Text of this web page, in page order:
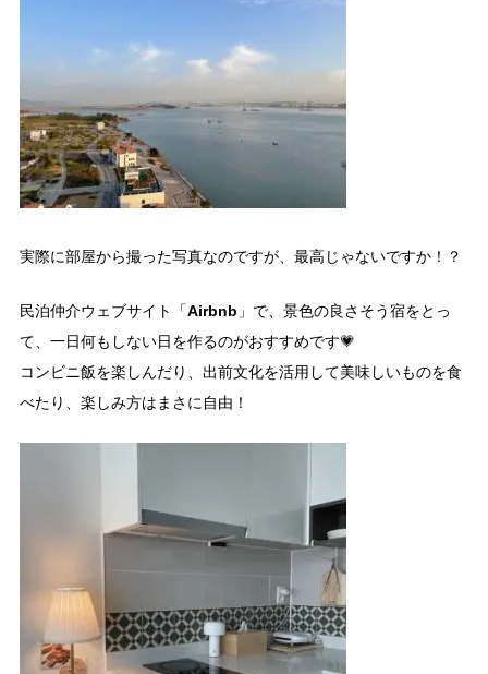
実際に部屋から撮った写真なのですが、最高じゃないですか！？
民泊仲介ウェブサイト「 Airbnb」で、景色の良さそう宿をとっ
て、一日何もしない日を作るのがおすすめです💗
コンビニ飯を楽しんだり、出前文化を活用して美味しいものを食
べたり、楽しみ方はまさに自由！